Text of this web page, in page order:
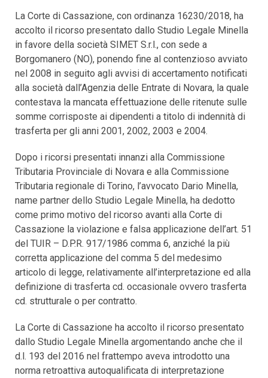
La Corte di Cassazione, con ordinanza 16230/2018, ha
accolto il ricorso presentato dallo Studio Legale Minella
in favore della società SIMET S.r.l., con sede a
Borgomanero (NO), ponendo fine al contenzioso avviato
nel 2008 in seguito agli avvisi di accertamento notificati
alla società dall’Agenzia delle Entrate di Novara, la quale
contestava la mancata effettuazione delle ritenute sulle
somme corrisposte ai dipendenti a titolo di indennità di
trasferta per gli anni 2001, 2002, 2003 e 2004.
Dopo i ricorsi presentati innanzi alla Commissione
Tributaria Provinciale di Novara e alla Commissione
Tributaria regionale di Torino, l’avvocato Dario Minella,
name partner dello Studio Legale Minella, ha dedotto
come primo motivo del ricorso avanti alla Corte di
Cassazione la violazione e falsa applicazione dell’art. 51
del TUIR – D.P.R. 917/1986 comma 6, anziché la più
corretta applicazione del comma 5 del medesimo
articolo di legge, relativamente all’interpretazione ed alla
definizione di trasferta cd. occasionale ovvero trasferta
cd. strutturale o per contratto.
La Corte di Cassazione ha accolto il ricorso presentato
dallo Studio Legale Minella argomentando anche che il
d.l. 193 del 2016 nel frattempo aveva introdotto una
norma retroattiva autoqualificata di interpretazione